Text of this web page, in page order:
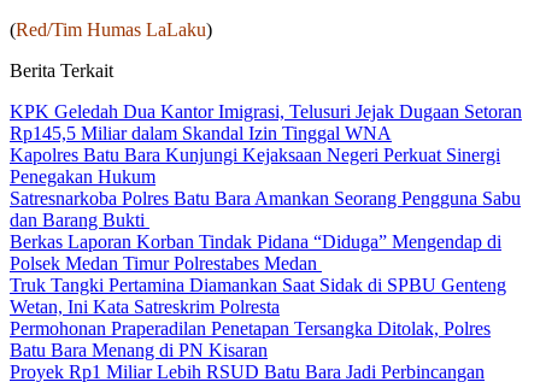
(Red/Tim Humas LaLaku)
Berita Terkait
KPK Geledah Dua Kantor Imigrasi, Telusuri Jejak Dugaan Setoran
Rp145,5 Miliar dalam Skandal Izin Tinggal WNA
Kapolres Batu Bara Kunjungi Kejaksaan Negeri Perkuat Sinergi
Penegakan Hukum
Satresnarkoba Polres Batu Bara Amankan Seorang Pengguna Sabu
dan Barang Bukti
Berkas Laporan Korban Tindak Pidana “Diduga” Mengendap di
Polsek Medan Timur Polrestabes Medan
Truk Tangki Pertamina Diamankan Saat Sidak di SPBU Genteng
Wetan, Ini Kata Satreskrim Polresta
Permohonan Praperadilan Penetapan Tersangka Ditolak, Polres
Batu Bara Menang di PN Kisaran
Proyek Rp1 Miliar Lebih RSUD Batu Bara Jadi Perbincangan